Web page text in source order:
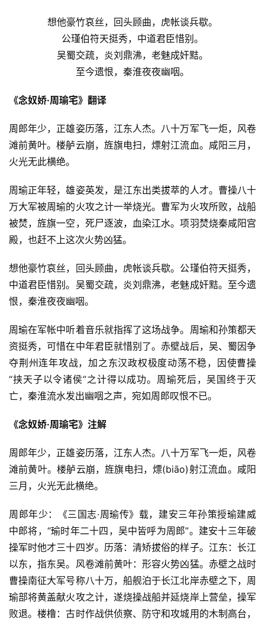
想他豪竹哀丝，回头顾曲，虎帐谈兵歇。
公瑾伯符天挺秀，中道君臣惜别。
吴蜀交疏，炎刘鼎沸，老魅成奸黠。
至今遗恨，秦淮夜夜幽咽。
《念奴娇·周瑜宅》翻译
周郎年少，正雄姿历落，江东人杰。八十万军飞一炬，风卷
滩前黄叶。楼舻云崩，旌旗电扫，熛射江流血。咸阳三月，
火光无此横绝。
周瑜正年轻，雄姿英发，是江东出类拔萃的人才。曹操八十
万大军被周瑜的火攻之计一举烧光。曹军为火攻所败，战船
被焚，旌旗一空，死尸逐波，血染江水。项羽焚烧秦咸阳宫
殿，也赶不上这次火势凶猛。
想他豪竹哀丝，回头顾曲，虎帐谈兵歇。公瑾伯符天挺秀，
中道君臣惜别。吴蜀交疏，炎刘鼎沸，老魅成奸黠。至今遗
恨，秦淮夜夜幽咽。
周瑜在军帐中听着音乐就指挥了这场战争。周瑜和孙策都天
资挺秀，可惜在中年君臣就惜别了。赤壁战后，吴、蜀因争
夺荆州连年攻战，加之东汉政权极度动荡不稳，因使曹操
“挟天子以令诸侯”之计得以成功。周瑜死后，吴国终于灭
亡，秦淮流水发出幽咽之声，宛如周郎叹恨不已。
《念奴娇·周瑜宅》注解
周郎年少，正雄姿历落，江东人杰。八十万军飞一炬，风卷
滩前黄叶。楼舻云崩，旌旗电扫，熛(biāo)射江流血。咸阳
三月，火光无此横绝。
周郎年少：《三国志·周瑜传》载，建安三年孙策授瑜建威
中郎将，“瑜时年二十四，吴中皆呼为周郎”。建安十三年破
操军时他才三十四岁。历落：清矫拔俗的样子。江东：长江
以东，指东吴。风卷滩前黄叶：形容火势凶猛。赤壁之战时
曹操南征大军号称八十万，船舰泊于长江北岸赤壁之下，周
瑜部将黄盖献火攻之计，遂烧操战船并延烧岸上营垒，操军
败退。楼橹：古时作战供侦察、防守和攻城用的木制高台，